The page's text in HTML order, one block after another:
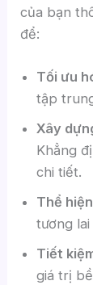
của bạn
để:
Tối ưu
tập
Xây
Khẳng
chi tiết.
Thể
tương
Tiết
giá trị